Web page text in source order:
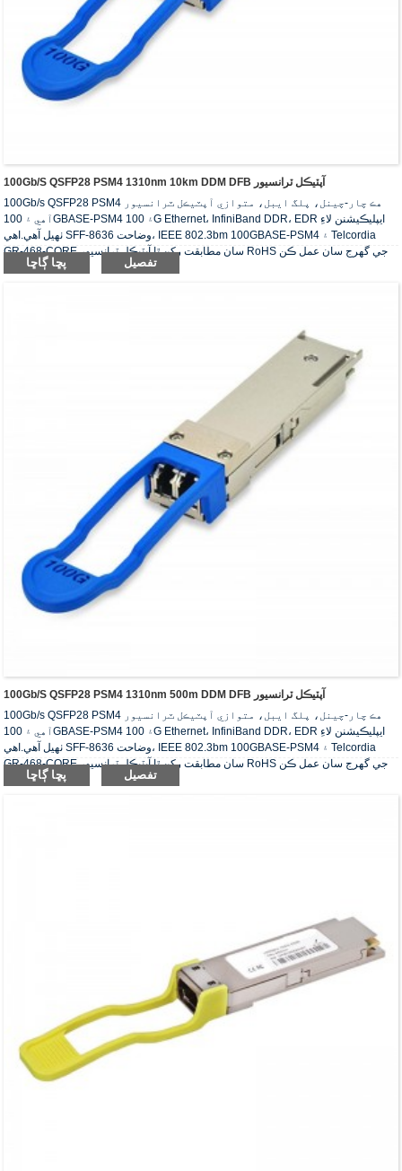
100Gb/s QSFP28 PSM4 1310nm 10km DDM DFB آپٽيڪل ٽرانسيور
100Gb/s QSFP28 PSM4 هڪ چار-چينل، پلگ ايبل، متوازي آپٽيڪل ٽرانسيور
آهي ۽ 100GBASE-PSM4 ۽ 100G Ethernet، InfiniBand DDR، EDR ايپليڪيشنن لاءِ
ٺهيل آهي.اهي SFF-8636 وضاحت، IEEE 802.3bm 100GBASE-PSM4 ۽ Telcordia
GR-468-CORE سان مطابقت رکن ٿا.آپٽيڪل ٽرانسيور RoHS جي گهرج سان عمل ڪن
پڇا ڳاڇا تفصيل
100Gb/s QSFP28 PSM4 1310nm 500m DDM DFB آپٽيڪل ٽرانسيور
100Gb/s QSFP28 PSM4 هڪ چار-چينل، پلگ ايبل، متوازي آپٽيڪل ٽرانسيور
آهي ۽ 100GBASE-PSM4 ۽ 100G Ethernet، InfiniBand DDR، EDR ايپليڪيشنن لاءِ
ٺهيل آهي.اهي SFF-8636 وضاحت، IEEE 802.3bm 100GBASE-PSM4 ۽ Telcordia
GR-468-CORE سان مطابقت رکن ٿا.آپٽيڪل ٽرانسيور RoHS جي گهرج سان عمل ڪن
پڇا ڳاڇا تفصيل